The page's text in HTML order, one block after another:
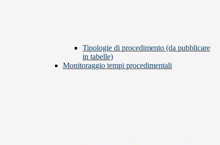
Tipologie di procedimento (da pubblicare
in tabelle)
Monitoraggio tempi procedimentali